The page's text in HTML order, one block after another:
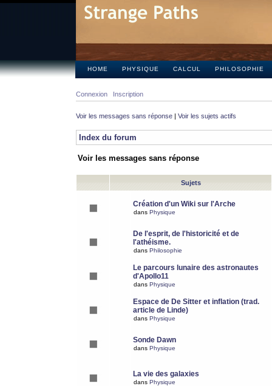
HOME PHYSIQUE CALCUL PHILOSOPHIE
Connexion Inscription
Voir les messages sans réponse | Voir les sujets actifs
Index du forum
Voir les messages sans réponse
Sujets
Création d'un Wiki sur l'Arche
dans Physique
De l'esprit, de l'historicité et de
l'athéisme.
dans Philosophie
Le parcours lunaire des astronautes
d'Apollo11
dans Physique
Espace de De Sitter et inflation (trad.
article de Linde)
dans Physique
Sonde Dawn
dans Physique
La vie des galaxies
dans Physique